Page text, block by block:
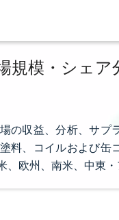
規模・シェア
の収益、分析、サ
料、コイルおよび
欧州、南米、中東